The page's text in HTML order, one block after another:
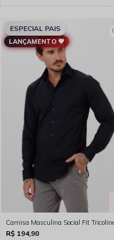
LANÇAMENTO 🖤
ESPECIAL PAIS
R$ 194,90